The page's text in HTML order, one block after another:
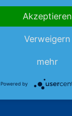
Akzeptieren
Verweigern
mehr
Powered by